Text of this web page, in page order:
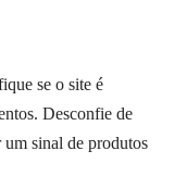
se o site é
Desconfie de
um sinal de produtos